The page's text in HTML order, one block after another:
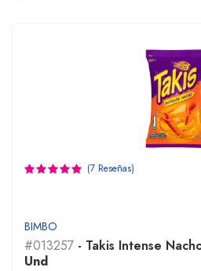
(7 Reseñas)
BIMBO
#013257 - Takis Intense
Und